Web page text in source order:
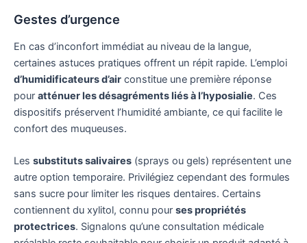
Gestes d’urgence
En cas d’inconfort immédiat au niveau de la langue,
certaines astuces pratiques offrent un répit rapide. L’emploi
d’humidificateurs d’air constitue une première réponse
pour atténuer les désagréments liés à l’hyposialie. Ces
dispositifs préservent l’humidité ambiante, ce qui facilite le
confort des muqueuses.
Les substituts salivaires (sprays ou gels) représentent une
autre option temporaire. Privilégiez cependant des formules
sans sucre pour limiter les risques dentaires. Certains
contiennent du xylitol, connu pour ses propriétés
protectrices. Signalons qu’une consultation médicale